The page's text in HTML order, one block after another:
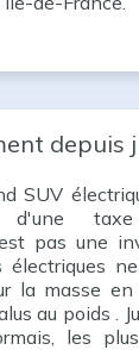
depuis
SUV
taxe
pas une
la masse en
au poids .
les